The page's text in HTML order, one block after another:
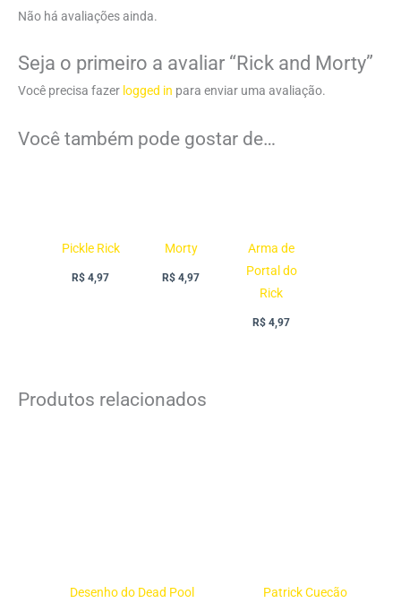
Não há avaliações ainda.
Seja o primeiro a avaliar “Rick and Morty”
Você precisa fazer logged in para enviar uma avaliação.
Você também pode gostar de…
Pickle Rick
R$ 4,97
Morty
R$ 4,97
Arma de
Portal do
Rick
R$ 4,97
Produtos relacionados
Desenho do Dead Pool Patrick Cuecão